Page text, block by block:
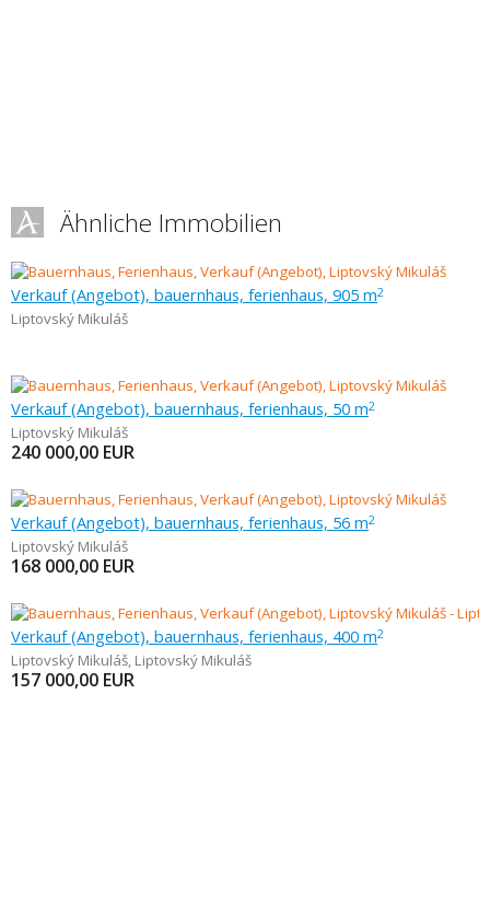
Ähnliche Immobilien
Verkauf (Angebot), bauernhaus, ferienhaus, 905 m2
Liptovský Mikuláš
Verkauf (Angebot), bauernhaus, ferienhaus, 50 m2
Liptovský Mikuláš
240 000,00 EUR
Verkauf (Angebot), bauernhaus, ferienhaus, 56 m2
Liptovský Mikuláš
168 000,00 EUR
Verkauf (Angebot), bauernhaus, ferienhaus, 400 m2
Liptovský Mikuláš, Liptovský Mikuláš
157 000,00 EUR